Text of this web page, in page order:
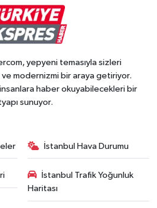
yepyeni temasıyla sizleri
modernizmi bir araya getiriyor.
haber okuyabilecekleri bir
sunuyor.
İstanbul Hava Durumu
İstanbul Trafik Yoğunluk
Haritası